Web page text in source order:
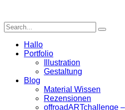
Hallo
Portfolio
Illustration
Gestaltung
Blog
Material Wissen
Rezensionen
offroadARTchallenge